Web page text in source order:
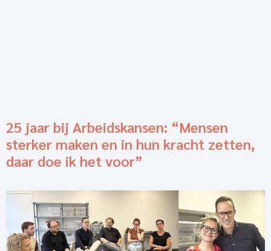
25 jaar bij Arbeidskansen: “Mensen
sterker maken en in hun kracht zetten,
daar doe ik het voor”